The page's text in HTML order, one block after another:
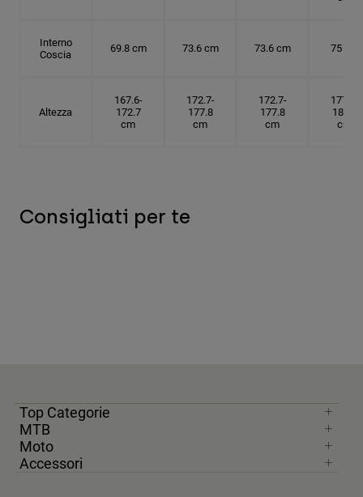
Interno
Coscia
69.8 cm 73.6 cm 73.6 cm 75 cm
Altezza
167.6-
172.7
cm
172.7-
177.8
cm
172.7-
177.8
cm
177.8-
182.9
cm
Consigliati per te
Top Categorie
MTB
Moto
Accessori